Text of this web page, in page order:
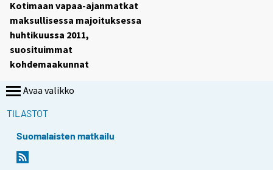
Kotimaan vapaa-ajanmatkat
maksullisessa majoituksessa
huhtikuussa 2011,
suosituimmat
kohdemaakunnat
Avaa valikko
TILASTOT
Suomalaisten matkailu